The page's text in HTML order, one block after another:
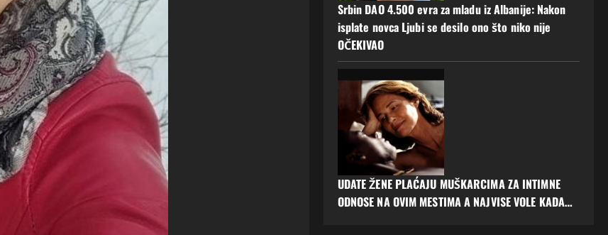
Srbin DAO 4.500 evra za mladu iz Albanije: Nakon
isplate novca Ljubi se desilo ono što niko nije
OČEKIVAO
UDATE ŽENE PLAĆAJU MUŠKARCIMA ZA INTIMNE
ODNOSE NA OVIM MESTIMA A NAJVISE VOLE KADA…